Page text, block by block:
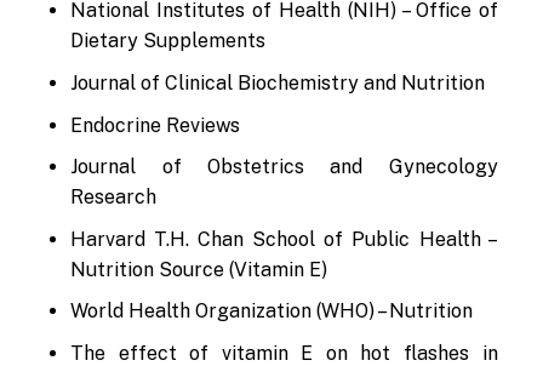
National Institutes of Health (NIH) – Office of
Dietary Supplements
Journal of Clinical Biochemistry and Nutrition
Endocrine Reviews
Journal of Obstetrics and Gynecology
Research
Harvard T.H. Chan School of Public Health –
Nutrition Source (Vitamin E)
World Health Organization (WHO) – Nutrition
The effect of vitamin E on hot flashes in